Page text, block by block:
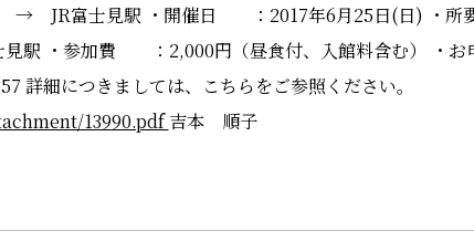
富士見駅 ・開催日 ：2017年6月25日(日) ・所
駅 ・参加費 ：2,000円（昼食付、入館料含む） ・お
細につきましては、こちらをご参照ください。
13990.pdf吉本 順子